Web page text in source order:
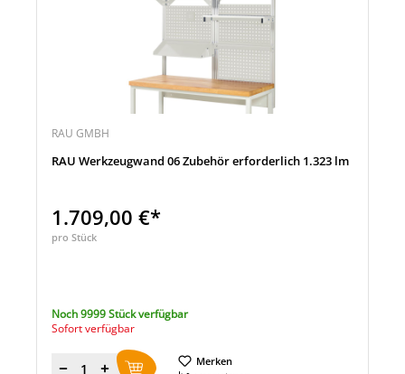
RAU GMBH
RAU Werkzeugwand 06 Zubehör erforderlich 1.323 lm
1.709,00 €*
pro Stück
Noch 9999 Stück verfügbar
Sofort verfügbar
Merken